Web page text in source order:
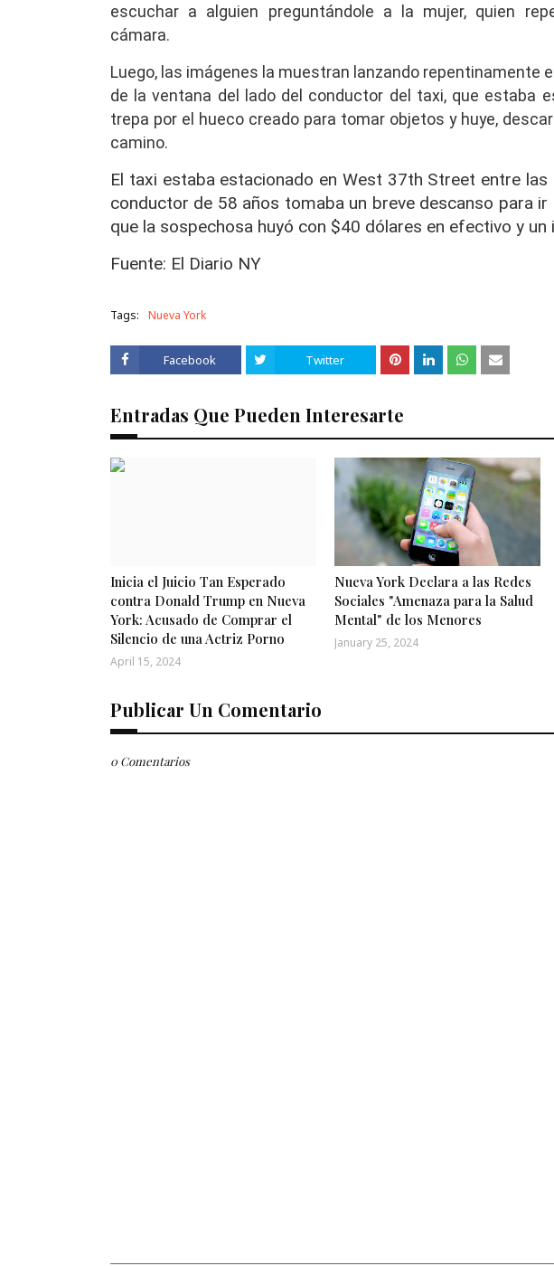
escuchar a alguien preguntándole a la mujer, quien
cámara.
Luego, las imágenes la muestran lanzando repentinamente
de la ventana del lado del conductor del taxi, que estaba
trepa por el hueco creado para tomar objetos y huye,
camino.
El taxi estaba estacionado en West 37th Street entre
conductor de 58 años tomaba un breve descanso para
que la sospechosa huyó con $40 dólares en efectivo y un
Fuente: El Diario NY
Tags: Nueva York
Facebook Twitter
Entradas Que Pueden Interesarte
Inicia el Juicio Tan Esperado
contra Donald Trump en Nueva
York: Acusado de Comprar el
Silencio de una Actriz Porno
April 15, 2024
Nueva York Declara a las Redes
Sociales "Amenaza para la Salud
Mental" de los Menores
January 25, 2024
Publicar Un Comentario
0 Comentarios